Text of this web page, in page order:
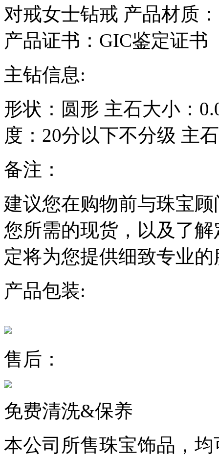
对戒女士钻戒 产品材质：
产品证书：GIC鉴定证书
主钻信息:
形状： 圆形 主石大小：
度： 20分以下不分级 主
备注：
建议您在购物前与珠宝
您所需的现货，以及了
定将为您提供细致专业
产品包装:
售后：
免费清洗&保养
本公司所售珠宝饰品，